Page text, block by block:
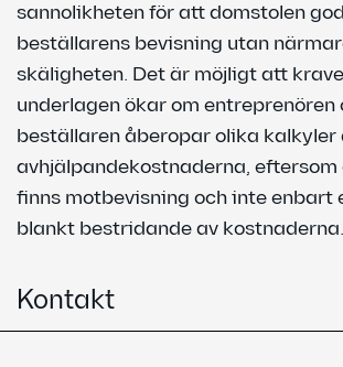
sannolikheten för att domstolen
beställarens bevisning utan
skäligheten. Det är möjligt att
underlagen ökar om entreprenören
beställaren åberopar olika kalkyler
avhjälpandekostnaderna, eftersom
finns motbevisning och inte enbart
blankt bestridande av kostnaderna.
Kontakt